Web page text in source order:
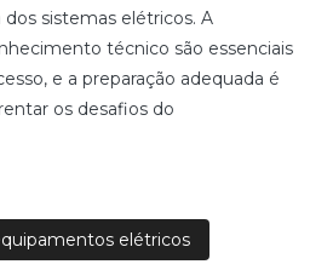
sistemas elétricos. A
técnico são essenciais
e a preparação adequada é
os desafios do
elétricos